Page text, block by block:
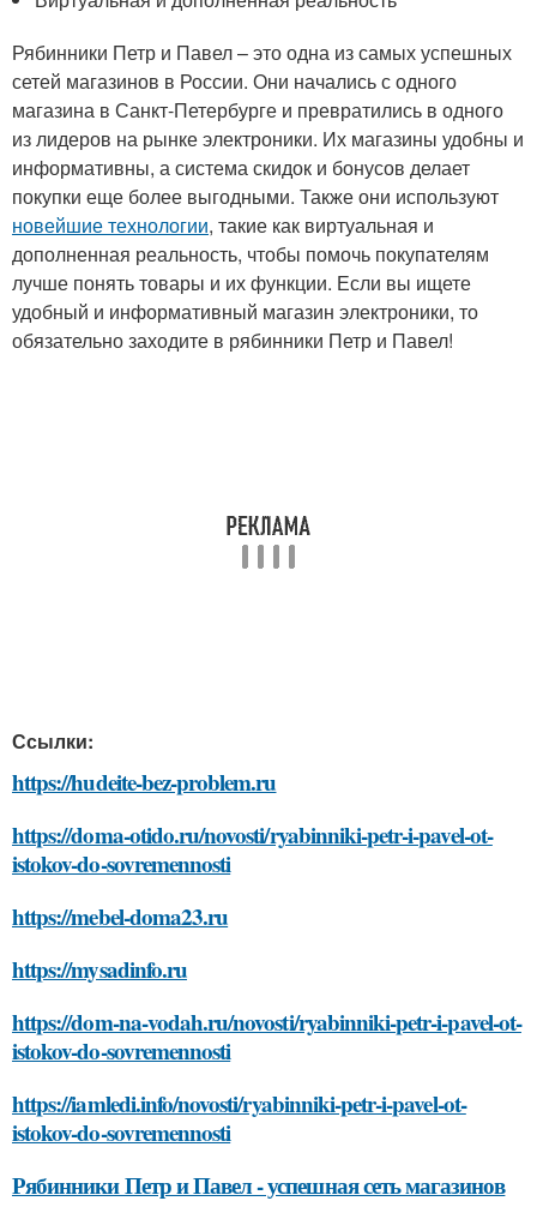
Рябинники Петр и Павел – это одна из самых успешных
сетей магазинов в России. Они начались с одного
магазина в Санкт-Петербурге и превратились в одного
из лидеров на рынке электроники. Их магазины удобны и
информативны, а система скидок и бонусов делает
покупки еще более выгодными. Также они используют
новейшие технологии, такие как виртуальная и
дополненная реальность, чтобы помочь покупателям
лучше понять товары и их функции. Если вы ищете
удобный и информативный магазин электроники, то
обязательно заходите в рябинники Петр и Павел!
Ссылки:
https://hudeite-bez-problem.ru
https://doma-otido.ru/novosti/ryabinniki-petr-i-pavel-ot-
istokov-do-sovremennosti
https://mebel-doma23.ru
https://mysadinfo.ru
https://dom-na-vodah.ru/novosti/ryabinniki-petr-i-pavel-ot-
istokov-do-sovremennosti
https://iamledi.info/novosti/ryabinniki-petr-i-pavel-ot-
istokov-do-sovremennosti
Рябинники Петр и Павел - успешная сеть магазинов